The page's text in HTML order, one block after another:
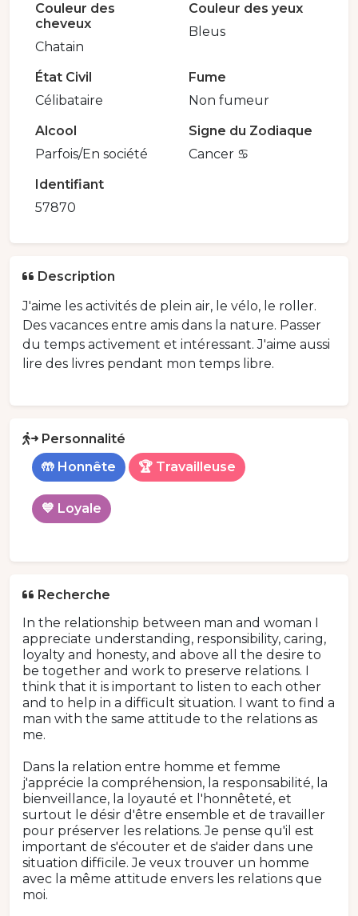
Couleur des
cheveux
Chatain
Couleur des yeux
Bleus
État Civil
Célibataire
Fume
Non fumeur
Alcool
Parfois/En société
Signe du Zodiaque
Cancer ♋️
Identifiant
57870
Description
J'aime les activités de plein air, le vélo, le roller.
Des vacances entre amis dans la nature. Passer
du temps activement et intéressant. J'aime aussi
lire des livres pendant mon temps libre.
Personnalité
🤲 Honnête
🏆 Travailleuse
💙 Loyale
Recherche
In the relationship between man and woman I
appreciate understanding, responsibility, caring,
loyalty and honesty, and above all the desire to
be together and work to preserve relations. I
think that it is important to listen to each other
and to help in a difficult situation. I want to find a
man with the same attitude to the relations as
me.
Dans la relation entre homme et femme
j'apprécie la compréhension, la responsabilité, la
bienveillance, la loyauté et l'honnêteté, et
surtout le désir d'être ensemble et de travailler
pour préserver les relations. Je pense qu'il est
important de s'écouter et de s'aider dans une
situation difficile. Je veux trouver un homme
avec la même attitude envers les relations que
moi.